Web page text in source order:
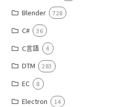
Blender 728
C# 36
C言語 4
DTM 283
EC 8
Electron 14